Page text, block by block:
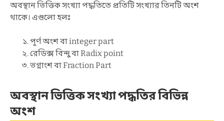
অবস্থান ভিত্তিক সংখ্যা পদ্ধতিতে প্রতিটি সংখ্যার তিনটি অংশ
থাকে। এগুলো হলঃ
পূর্ণ অংশ বা integer part
রেডিক্স বিন্দু বা Radix point
ভগ্নাংশ বা Fraction Part
অবস্থান ভিত্তিক সংখ্যা পদ্ধতির বিভিন্ন
অংশ